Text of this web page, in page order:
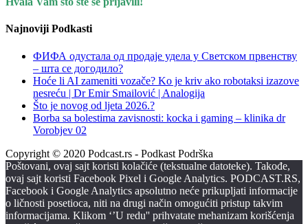
Najnoviji Podkasti
ФИФА одустала од продаје удела у Светском првенству
– шта се догодило?
Hoće li AI zameniti vozače? Ko je kriv ako robotaksi izazove
nesreću | Dr Emir Smailović | Analogija
Što je novog od ljeta 2026.?
Borba sa bolestima zavisnosti: kocka i gaming – klinika dr
Vorobjev 02
Copyright © 2020 Podcast.rs - Podkast Podrška
Poštovani, ovaj sajt koristi kolačiće (tekstualne datoteke). Takođe,
ovaj sajt koristi Facebook Pixel i Google Analytics. PODCAST.RS,
Facebook i Google Analytics apsolutno neće prikupljati informacije
o ličnosti posetioca, niti na drugi način omogućiti pristup takvim
informacijama. Klikom ‘’U redu'' prihvatate mehanizam korišćenja